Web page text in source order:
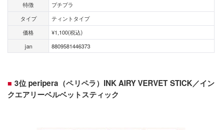
特徴
プチプラ
タイプ
ティントタイプ
価格
¥1,100(税込)
jan
8809581446373
3位 peripera（ペリペラ）INK AIRY VERVET STICK／イン
クエアリーベルベットスティック